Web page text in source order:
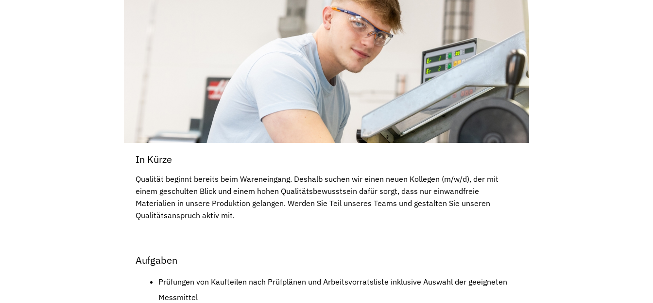
In Kürze
Qualität beginnt bereits beim Wareneingang. Deshalb suchen wir einen neuen Kollegen (m/w/d), der mit
einem geschulten Blick und einem hohen Qualitätsbewusstsein dafür sorgt, dass nur einwandfreie
Materialien in unsere Produktion gelangen. Werden Sie Teil unseres Teams und gestalten Sie unseren
Qualitätsanspruch aktiv mit.
Aufgaben
Prüfungen von Kaufteilen nach Prüfplänen und Arbeitsvorratsliste inklusive Auswahl der geeigneten
Messmittel